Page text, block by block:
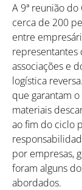
A 9ª reunião
cerca de 200
entre
representantes
associações e
logística
que garantam
materiais
ao fim do ciclo
por empresas,
foram alguns
abordados.